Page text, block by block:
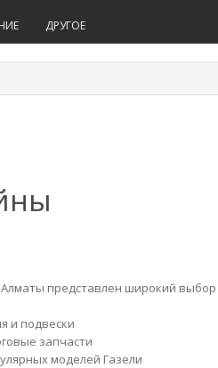
ДРУГОЕ
представлен широкий выбор
и подвески
запчасти
моделей Газели